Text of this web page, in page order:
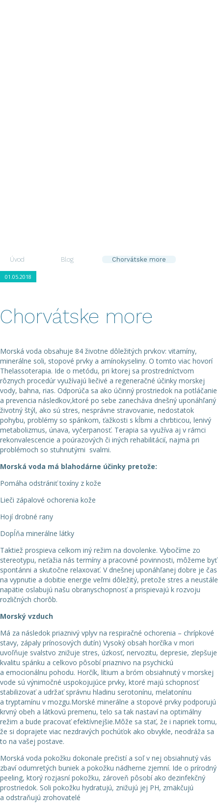
Úvod Blog Chorvátske more
01.05.2018
Chorvátske more
Morská voda obsahuje 84 životne dôležitých prvkov: vitamíny,
minerálne soli, stopové prvky a amínokyseliny. O tomto viac hovorí
Thelassoterapia. Ide o metódu, pri ktorej sa prostredníctvom
rôznych procedúr využívajú liečivé a regeneračné účinky morskej
vody, bahna, rias. Odporúča sa ako účinný prostriedok na potláčanie
a prevencia následkov,ktoré po sebe zanecháva dnešný uponáhľaný
životný štýl, ako sú stres, nesprávne stravovanie, nedostatok
pohybu, problémy so spánkom, ťažkosti s kĺbmi a chrbticou, lenivý
metabolizmus, únava, vyčerpanosť. Terapia sa využíva aj v rámci
rekonvalescencie a poúrazových či iných rehabilitácií, najmä pri
problémoch so stuhnutými svalmi.
Morská voda má blahodárne účinky pretože:
Pomáha odstrániť toxíny z kože
Lieči zápalové ochorenia kože
Hojí drobné rany
Dopĺňa minerálne látky
Taktiež prospieva celkom iný režim na dovolenke. Vybočíme zo
stereotypu, neťažia nás termíny a pracovné povinnosti, môžeme byť
spontánni a skutočne relaxovať. V dnešnej uponáhľanej dobre je čas
na vypnutie a dobitie energie veľmi dôležitý, pretože stres a neustále
napätie oslabujú našu obranyschopnosť a prispievajú k rozvoju
rozličných chorôb.
Morský vzduch
Má za následok priaznivý vplyv na respiračné ochorenia – chrípkové
stavy, zápaly prínosových dutín) Vysoký obsah horčíka v mori
uvoľňuje svalstvo znižuje stres, úzkosť, nervozitu, depresie, zlepšuje
kvalitu spánku a celkovo pôsobí priaznivo na psychickú
a emocionálnu pohodu. Horčík, lítium a bróm obsiahnutý v morskej
vode sú výnimočné uspokojujúce prvky, ktoré majú schopnosť
stabilizovať a udržať správnu hladinu serotonínu, melatonínu
a tryptamínu v mozgu.Morské minerálne a stopové prvky podporujú
krvný obeh a látkovú premenu, telo sa tak nastaví na optimálny
režim a bude pracovať efektívnejšie.Môže sa stať, že i napriek tomu,
že si doprajete viac nezdravých pochúťok ako obvykle, neodráža sa
to na vašej postave.
Morská voda pokožku dokonale prečistí a soľ v nej obsiahnutý vás
zbaví odumretých buniek a pokožku nádherne zjemní. Ide o prírodný
peeling, ktorý rozjasní pokožku, zároveň pôsobí ako dezinfekčný
prostriedok. Soli pokožku hydratujú, znižujú jej PH, zmäkčujú
a odstraňujú zrohovatelé